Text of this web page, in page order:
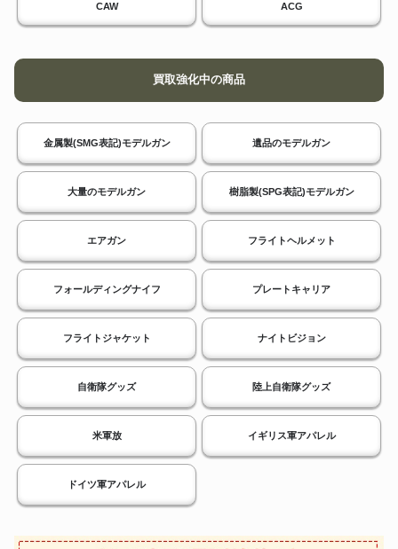
CAW ACG
買取強化中の商品
金属製(SMG表記)モデルガン 遺品のモデルガン
大量のモデルガン 樹脂製(SPG表記)モデルガン
エアガン フライトヘルメット
フォールディングナイフ プレートキャリア
フライトジャケット ナイトビジョン
自衛隊グッズ 陸上自衛隊グッズ
米軍放 イギリス軍アパレル
ドイツ軍アパレル